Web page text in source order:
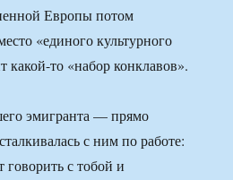
Европы потом
«единого культурного
какой-то «набор конклавов».
эмигранта — прямо
с ним по работе:
говорить с тобой и